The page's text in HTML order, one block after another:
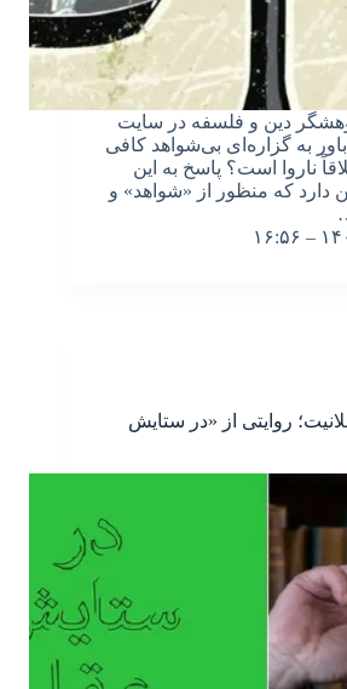
دین و فلسفه در سایت
باور به گزاره‌ای بی‌شواهد کافی
ناروا است؟ پاسخ به این
دارد که منظور از «شواهد» و
روایتی از «در ستایش